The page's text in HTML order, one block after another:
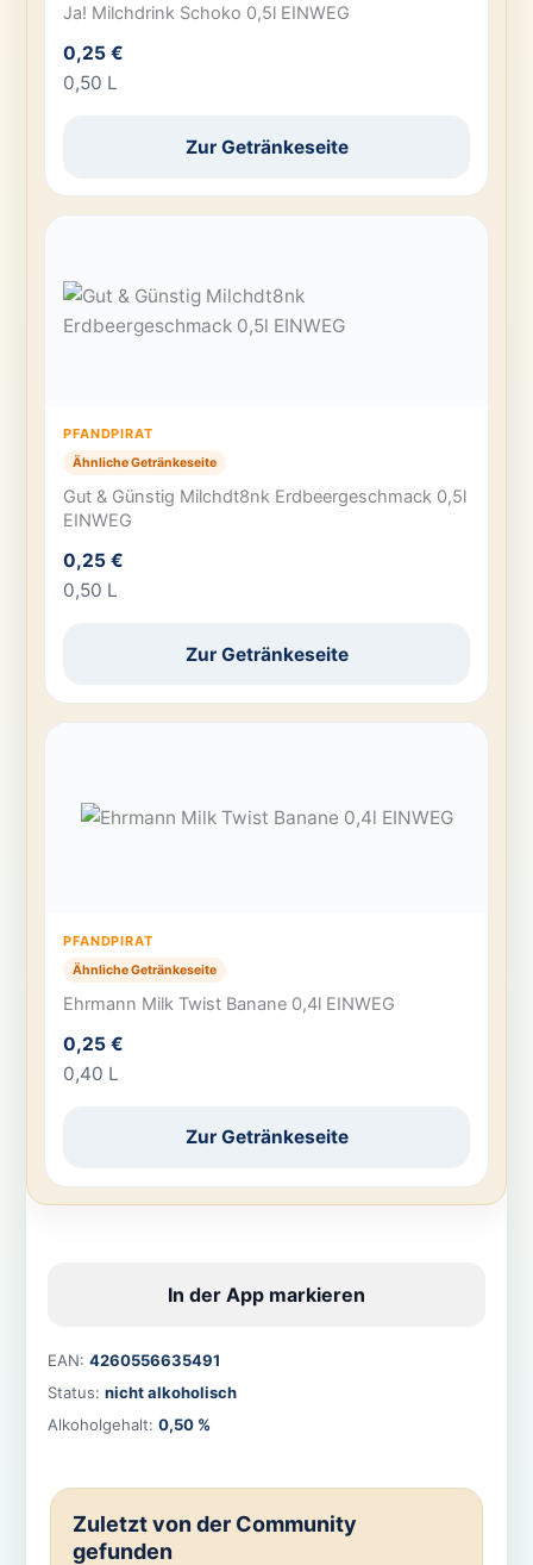
Ja! Milchdrink Schoko 0,5l EINWEG
0,25 €
0,50 L
Zur Getränkeseite
PFANDPIRAT
Ähnliche Getränkeseite
Gut & Günstig Milchdt8nk Erdbeergeschmack 0,5l
EINWEG
0,25 €
0,50 L
Zur Getränkeseite
PFANDPIRAT
Ähnliche Getränkeseite
Ehrmann Milk Twist Banane 0,4l EINWEG
0,25 €
0,40 L
Zur Getränkeseite
In der App markieren
EAN: 4260556635491
Status: nicht alkoholisch
Alkoholgehalt: 0,50 %
Zuletzt von der Community
gefunden